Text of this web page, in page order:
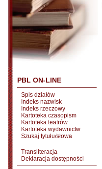
PBL ON-LINE
Spis działów
Indeks nazwisk
Indeks rzeczowy
Kartoteka czasopism
Kartoteka teatrów
Kartoteka wydawnictw
Szukaj tytułu/słowa
Transliteracja
Deklaracja dostępności